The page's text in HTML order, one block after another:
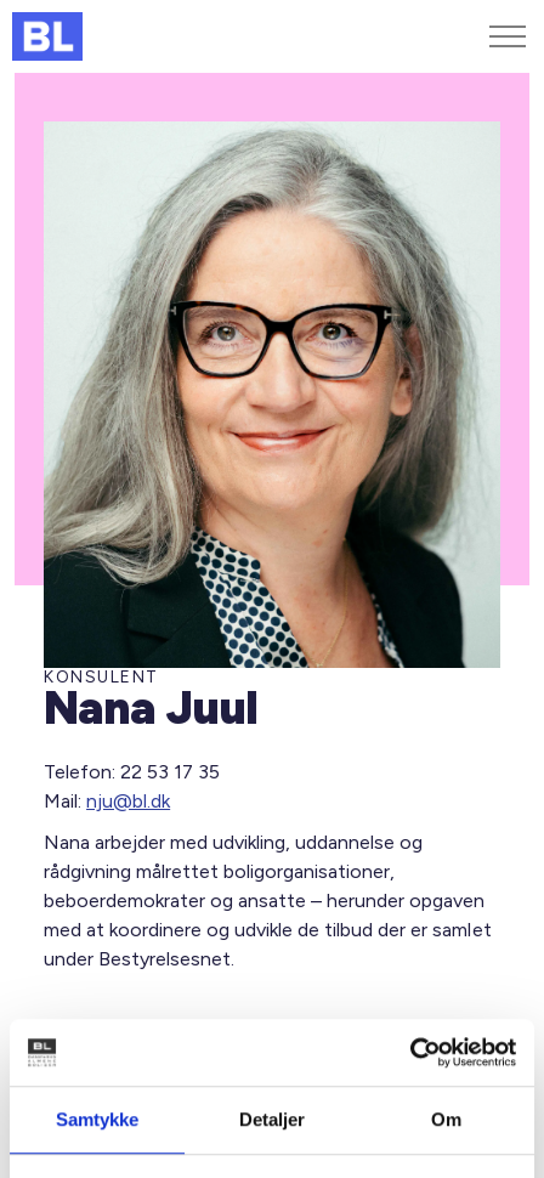
Samtykke Detaljer Om
Genveje
Kurser og arrangementer
KONSULENT
Nana Juul
Telefon: 22 53 17 35
Mail:nju@bl.dk
Nana arbejder med udvikling, uddannelse og
rådgivning målrettet boligorganisationer,
beboerdemokrater og ansatte – herunder opgaven
med at koordinere og udvikle de tilbud der er samlet
under Bestyrelsesnet.
Kurser og Rådgivning
Kurser og Rådgivning har fokus på at styrke den almene
boligsektors viden, kompetencer og faglighed. Vi
planlægger og afvikler derfor en lang række kurser og